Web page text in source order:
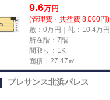
9.6万円
(管理費・共益費 8,000円)
敷：0万円｜礼：10.4万円
所在階：7階
間取り：1K
面積：27.47㎡
プレサンス北浜パレス